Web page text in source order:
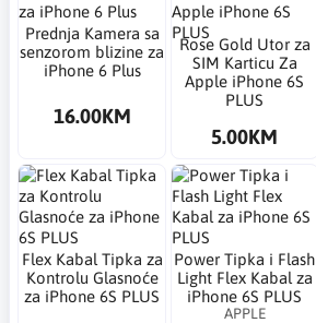
Prednja Kamera sa
senzorom blizine za
iPhone 6 Plus
16.00KM
Rose Gold Utor za
SIM Karticu Za
Apple iPhone 6S
PLUS
5.00KM
Flex Kabal Tipka za
Kontrolu Glasnoće
za iPhone 6S PLUS
Power Tipka i Flash
Light Flex Kabal za
iPhone 6S PLUS
APPLE